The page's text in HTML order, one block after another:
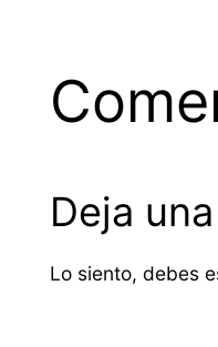
Deja
Lo siento, debes